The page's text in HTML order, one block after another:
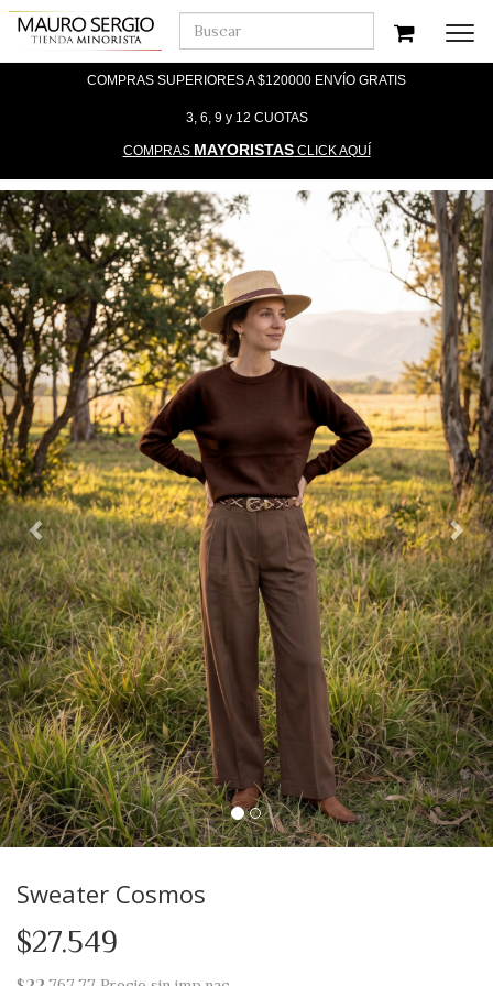
COMPRAS SUPERIORES A $120000 ENVÍO GRATIS
3, 6, 9 y 12 CUOTAS
COMPRAS MAYORISTASCLICK AQUÍ
Previous
Sweater Cosmos
$27.549